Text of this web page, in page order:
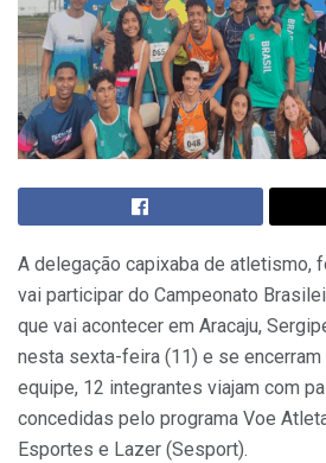
A delegação capixaba de atletismo,
vai participar do Campeonato
que vai acontecer em Aracaju,
nesta sexta-feira (11) e se encerram
equipe, 12 integrantes viajam com
concedidas pelo programa Voe
Esportes e Lazer (Sesport).